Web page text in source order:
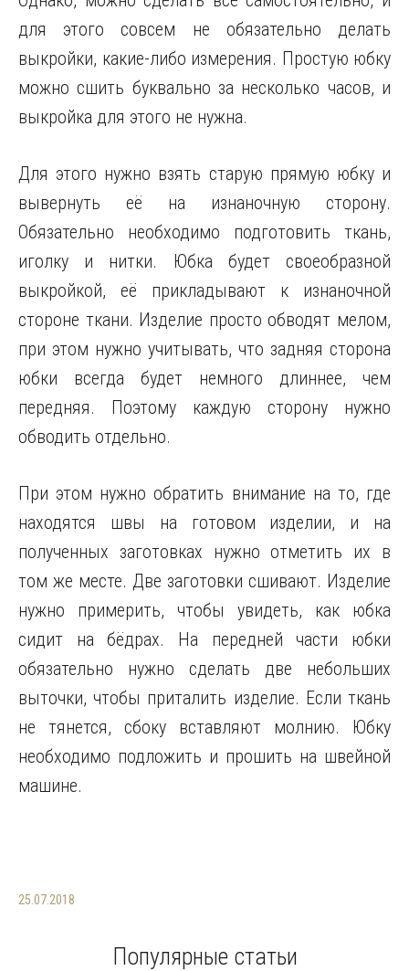
для этого совсем не обязательно делать
выкройки, какие-либо измерения. Простую юбку
можно сшить буквально за несколько часов, и
выкройка для этого не нужна.
Для этого нужно взять старую прямую юбку и
вывернуть её на изнаночную сторону.
Обязательно необходимо подготовить ткань,
иголку и нитки. Юбка будет своеобразной
выкройкой, её прикладывают к изнаночной
стороне ткани. Изделие просто обводят мелом,
при этом нужно учитывать, что задняя сторона
юбки всегда будет немного длиннее, чем
передняя. Поэтому каждую сторону нужно
обводить отдельно.
При этом нужно обратить внимание на то, где
находятся швы на готовом изделии, и на
полученных заготовках нужно отметить их в
том же месте. Две заготовки сшивают. Изделие
нужно примерить, чтобы увидеть, как юбка
сидит на бёдрах. На передней части юбки
обязательно нужно сделать две небольших
выточки, чтобы приталить изделие. Если ткань
не тянется, сбоку вставляют молнию. Юбку
необходимо подложить и прошить на швейной
машине.
25.07.2018
Популярные статьи